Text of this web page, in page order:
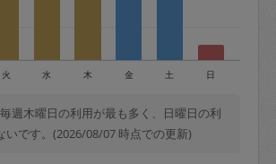
全額
在による当日キャンセル＝依頼
＋交通費全額
火 水 木 金 土 日
週木曜日の利用が最も多く、日曜日の利
いです。(2026/08/07 時点での更新)